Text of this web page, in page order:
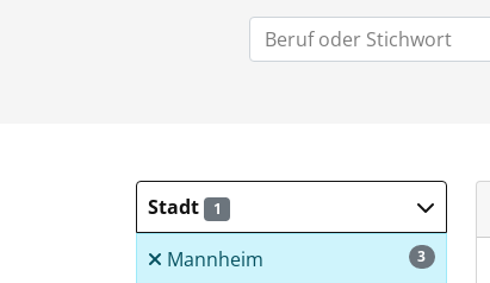
Stadt 1
3
Mannheim